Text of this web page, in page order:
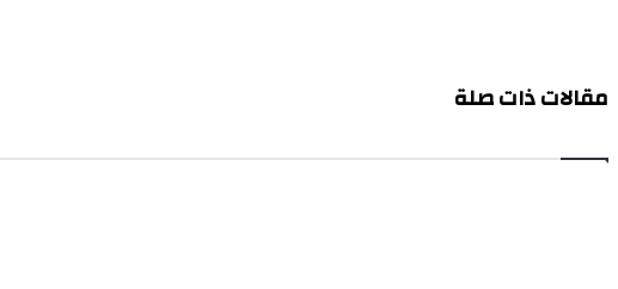
مقالات ذات صلة